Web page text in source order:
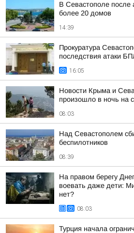
В Севастополе
более 20 домов
14:39
Прокуратура
последствия атаки
16:05
Новости Крыма и
произошло в ночь на
08:03
Над Севастополем
беспилотников
08:39
На правом берегу
воевать даже дети:
нет?
08:03
Турция начала